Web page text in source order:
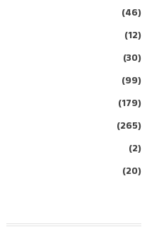
(46)
(12)
(30)
(99)
(179)
(265)
(2)
(20)